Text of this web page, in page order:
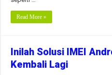
Read More »
Inilah Solusi IMEI
Kembali Lagi